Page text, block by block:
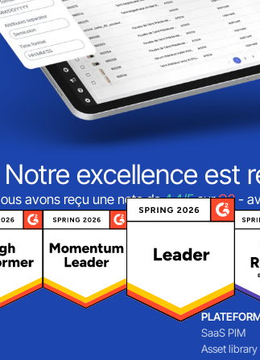
Notre excellence est
avons reçu une note de4,4/5surG2-
SaaS PIM
Asset library